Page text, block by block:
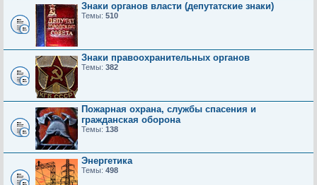
Знаки органов власти (депутатские знаки)
Темы: 510
Знаки правоохранительных органов
Темы: 382
Пожарная охрана, службы спасения и
гражданская оборона
Темы: 138
Энергетика
Темы: 498